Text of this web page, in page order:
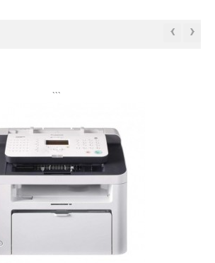
‹ ›
```